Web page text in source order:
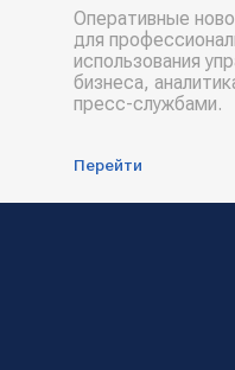
Оперативные
для
использования
бизнеса,
пресс-службами.
Перейти